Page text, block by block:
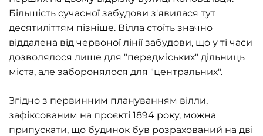
Більшість сучасної забудови з'явилася тут
десятиліттям пізніше. Вілла стоїть значно
віддалена від червоної лінії забудови, що у ті часи
дозволялося лише для "передміських" дільниць
міста, але заборонялося для "центральних".
Згідно з первинним плануванням вілли,
зафіксованим на проєкті 1894 року, можна
припускати, що будинок був розрахований на дві